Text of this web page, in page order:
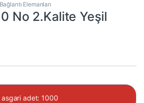
Elemanları
No 2.Kalite Yeşil
asgari adet: 1000